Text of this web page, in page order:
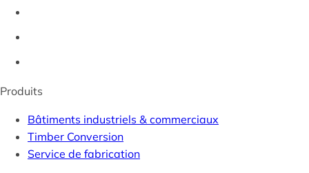
Produits
Bâtiments industriels & commerciaux
Timber Conversion
Service de fabrication